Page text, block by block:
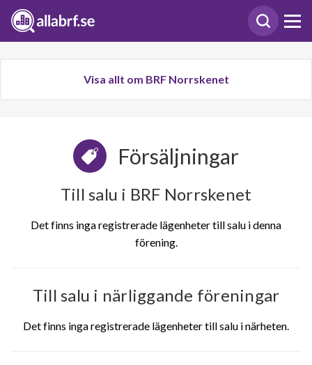
Visa allt om BRF Norrskenet
Försäljningar
Till salu i BRF Norrskenet
Det finns inga registrerade lägenheter till salu i denna
förening.
Till salu i närliggande föreningar
Det finns inga registrerade lägenheter till salu i närheten.